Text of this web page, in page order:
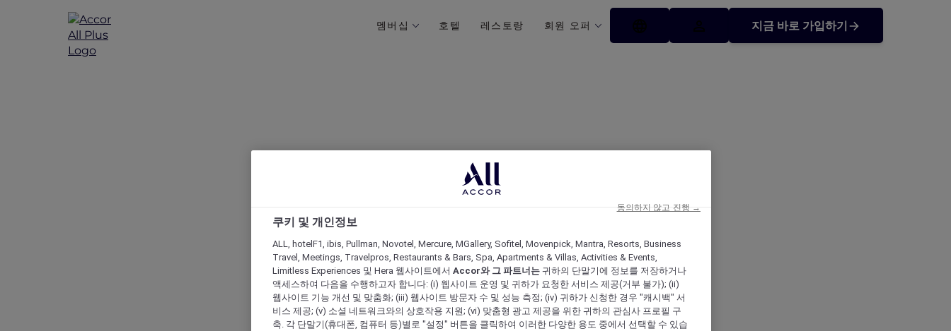
멤버십 호텔 레스토랑 회원 오퍼 지금 바로 가입하기
Explorer Privileges at Sofitel Sydney Wentworth
쿠키 및 개인정보
ALL, hotelF1, ibis, Pullman, Novotel, Mercure, MGallery, Sofitel, Movenpick, Mantra, Resorts, Business
Travel, Meetings, Travelpros, Restaurants & Bars, Spa, Apartments & Villas, Activities & Events,
Limitless Experiences 및 Hera 웹사이트에서 Accor와 그 파트너는 귀하의 단말기에 정보를 저장하거나
액세스하여 다음을 수행하고자 합니다: (i) 웹사이트 운영 및 귀하가 요청한 서비스 제공(거부 불가); (ii)
웹사이트 기능 개선 및 맞춤화; (iii) 웹사이트 방문자 수 및 성능 측정; (iv) 귀하가 신청한 경우 "캐시백" 서
비스 제공; (v) 소셜 네트워크와의 상호작용 지원; (vi) 맞춤형 광고 제공을 위한 귀하의 관심사 프로필 구
축. 각 단말기(휴대폰, 컴퓨터 등)별로 "설정" 버튼을 클릭하여 이러한 다양한 용도 중에서 선택할 수 있습
동의하지 않고 진행 →